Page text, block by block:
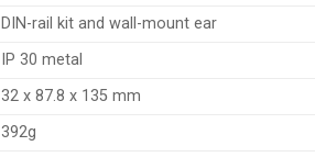
DIN-rail kit and wall-mount ear
IP 30 metal
32 x 87.8 x 135 mm
392g